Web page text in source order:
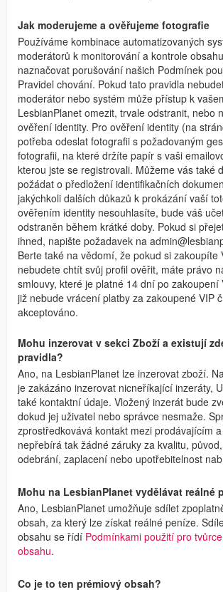
Jak moderujeme a ověřujeme fotografie
Používáme kombinace automatizovaných
moderátorů k monitorování a kontrole
naznačovat porušování našich Podmínek
Pravidel chování. Pokud tato pravidla
moderátor nebo systém může přístup k
LesbianPlanet omezit, trvale odstranit, nebo
ověření identity. Pro ověření identity (na
potřeba odeslat fotografii s požadovaným
fotografii, na které držíte papír s vaši
kterou jste se registrovali. Můžeme vás také
požádat o předložení identifikačních
jakýchkoli dalších důkazů k prokázání vaší
ověřením identity nesouhlasíte, bude váš
odstraněn během krátké doby. Pokud si
ihned, napište požadavek na
Berte také na vědomí, že pokud si zakoupíte
nebudete chtít svůj profil ověřit, máte právo
smlouvy, které je platné 14 dní po zakoupení
již nebude vrácení platby za zakoupené VIP
akceptováno.
Mohu inzerovat v sekci Zboží a existují
pravidla?
Ano, na LesbianPlanet lze inzerovat zboží.
je zakázáno inzerovat nicneříkající inzeráty,
také kontaktní údaje. Vložený inzerát bude
dokud jej uživatel nebo správce nesmaže.
zprostředkovává kontakt mezi prodávajícím
nepřebírá tak žádné záruky za kvalitu,
odebrání, zaplacení nebo upotřebitelnost
Mohu na LesbianPlanet vydělávat reálné
Ano, LesbianPlanet umožňuje sdílet
obsah, za který lze získat reálné peníze.
obsahu se řídí Podmínkami použití pro
obsahu.
Co je to ten prémiový obsah?